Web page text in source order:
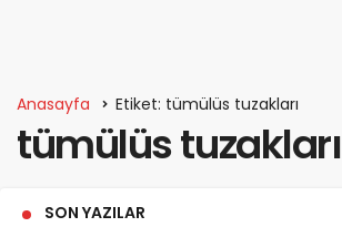
Anasayfa Etiket: tümülüs tuzakları
tümülüs tuzakları
SON YAZILAR